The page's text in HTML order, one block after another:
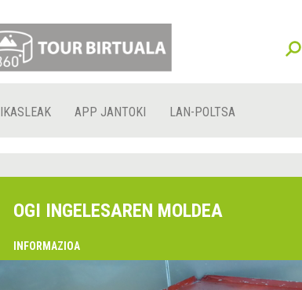
IKASLEAK APP JANTOKI LAN-POLTSA
OGI INGELESAREN MOLDEA
INFORMAZIOA